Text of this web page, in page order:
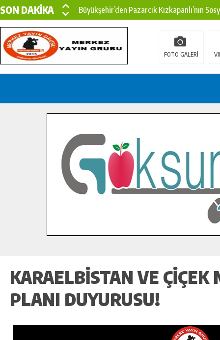
SON DAKİKA
Büyükşehir’den Pazarcık Kızkapanlı’nın
Büyükşehir’den Pazarcık Kırsalına Modern
Çin’den KSÜ’ye Uluslararası Başarı:
İlçe Jandarma Komutanı Karakaya’dan
Bertiz’in Yeni Köprüsünde Sona Doğru.
FOTO GALERİ
KARAELBISTAN VE
PLANI DUYURUSU!